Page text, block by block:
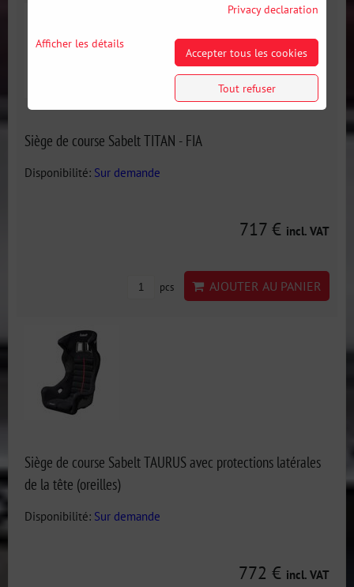
Siège de course Sabelt TITAN - FIA
Disponibilité: Sur demande
717 € incl. VAT
pcs AJOUTER AU PANIER
Siège de course Sabelt TAURUS avec protections latérales
de la tête (oreilles)
Disponibilité: Sur demande
772 € incl. VAT
Privacy declaration
Afficher les détails
Accepter tous les cookies
Tout refuser